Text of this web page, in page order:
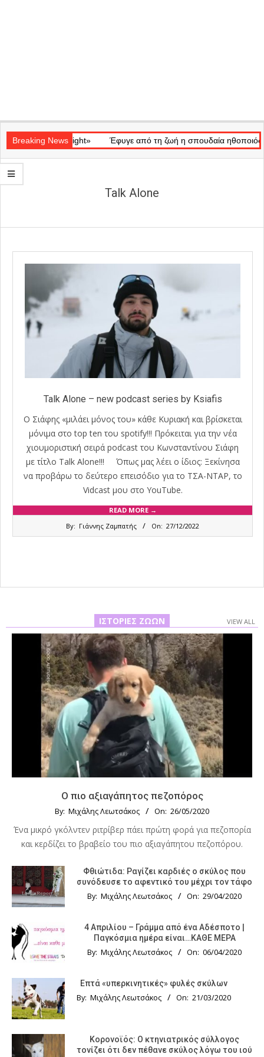
Navigation
Menu
Breaking News
«Ray of Light» Έφυγε από τη ζωή η σπουδαία ηθοποιός
Talk Alone
Talk Alone – new podcast series by Ksiafis
Ο Σιάφης «μιλάει μόνος του» κάθε Κυριακή και βρίσκεται
μόνιμα στο top ten του spotify!!! Πρόκειται για την νέα
χιουμοριστική σειρά podcast του Κωνσταντίνου Σιάφη
με τίτλο Talk Alone!!! Όπως μας λέει ο ίδιος: Ξεκίνησα
να προβάρω το δεύτερο επεισόδιο για το ΤΣΑ-ΝΤΑΡ, το
Vidcast μου στο YouTube.
READ MORE →
By: Γιάννης Ζαμπατής On: 27/12/2022
ΙΣΤΟΡΊΕΣ ΖΏΩΝ VIEW ALL
Ο πιο αξιαγάπητος πεζοπόρος
By: Μιχάλης Λεωτσάκος On: 26/05/2020
Ένα μικρό γκόλντεν ριτρίβερ πάει πρώτη φορά για πεζοπορία
και κερδίζει το βραβείο του πιο αξιαγάπητου πεζοπόρου.
Φθιώτιδα: Ραγίζει καρδιές ο σκύλος που
συνόδευσε το αφεντικό του μέχρι τον τάφο
By: Μιχάλης Λεωτσάκος On: 29/04/2020
4 Απριλίου – Γράμμα από ένα Αδέσποτο |
Παγκόσμια ημέρα είναι…ΚΑΘΕ ΜΕΡΑ
By: Μιχάλης Λεωτσάκος On: 06/04/2020
Επτά «υπερκινητικές» φυλές σκύλων
By: Μιχάλης Λεωτσάκος On: 21/03/2020
Κορονοϊός: Ο κτηνιατρικός σύλλογος
τονίζει ότι δεν πέθανε σκύλος λόγω του ιού